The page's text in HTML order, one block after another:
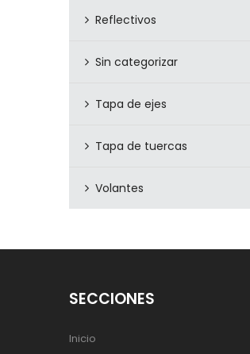
Reflectivos
Sin categorizar
Tapa de ejes
Tapa de tuercas
Volantes
SECCIONES
Inicio